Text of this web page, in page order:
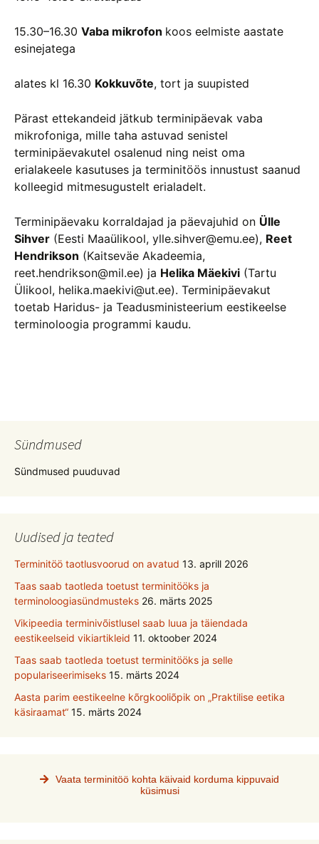
15.30–16.30 Vaba mikrofon koos eelmiste aastate
esinejatega
alates kl 16.30 Kokkuvõte, tort ja suupisted
Pärast ettekandeid jätkub terminipäevak vaba
mikrofoniga, mille taha astuvad senistel
terminipäevakutel osalenud ning neist oma
erialakeele kasutuses ja terminitöös innustust saanud
kolleegid mitmesugustelt erialadelt.
Terminipäevaku korraldajad ja päevajuhid on Ülle
Sihver (Eesti Maaülikool, ylle.sihver@emu.ee), Reet
Hendrikson (Kaitseväe Akadeemia,
reet.hendrikson@mil.ee) ja Helika Mäekivi (Tartu
Ülikool, helika.maekivi@ut.ee). Terminipäevakut
toetab Haridus- ja Teadusministeerium eestikeelse
terminoloogia programmi kaudu.
töölaud
Sündmused
Sündmused puuduvad
Uudised ja teated
Terminitöö taotlusvoorud on avatud 13. aprill 2026
Taas saab taotleda toetust terminitööks ja
terminoloogiasündmusteks 26. märts 2025
Vikipeedia terminivõistlusel saab luua ja täiendada
eestikeelseid vikiartikleid 11. oktoober 2024
Taas saab taotleda toetust terminitööks ja selle
populariseerimiseks 15. märts 2024
Aasta parim eestikeelne kõrgkooliõpik on „Praktilise eetika
käsiraamat“ 15. märts 2024
Vaata terminitöö kohta käivaid korduma kippuvaid
küsimusi